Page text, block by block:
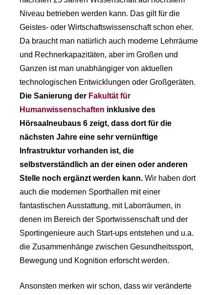
Niveau betrieben werden kann. Das gilt für die
Geistes- oder Wirtschaftswissenschaft schon eher.
Da braucht man natürlich auch moderne Lehrräume
und Rechnerkapazitäten, aber im Großen und
Ganzen ist man unabhängiger von aktuellen
technologischen Entwicklungen oder Großgeräten.
Die Sanierung der Fakultät für
Humanwissenschaften inklusive des
Hörsaalneubaus 6 zeigt, dass dort für die
nächsten Jahre eine sehr vernünftige
Infrastruktur vorhanden ist, die
selbstverständlich an der einen oder anderen
Stelle noch ergänzt werden kann. Wir haben dort
auch die modernen Sporthallen mit einer
fantastischen Ausstattung, mit Laborräumen, in
denen im Bereich der Sportwissenschaft und der
Sportingenieure auch Start-ups entstehen und u.a.
die Zusammenhänge zwischen Gesundheitssport,
Bewegung und Kognition erforscht werden.
Ansonsten merken wir schon, dass wir veränderte